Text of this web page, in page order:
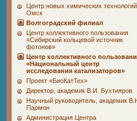
Центр новых химических технологий,
Омск
Волгоградский филиал
Центр коллективного пользования
«Сибирский кольцевой источник
фотонов»
Центр коллективного
«Национальный центр
исследования катализаторов»
Проект «БиоКатТех»
Директор, академик В.И. Бухтияров
Научный руководитель, академик
Пармон
Администрация Центра